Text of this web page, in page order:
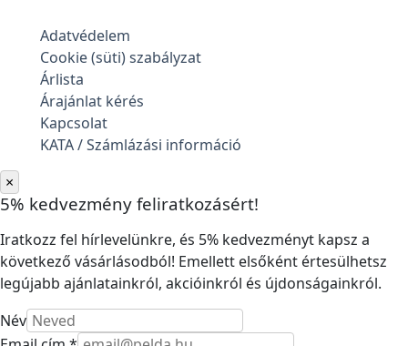
Adatvédelem
Cookie (süti) szabályzat
Árlista
Árajánlat kérés
Kapcsolat
KATA / Számlázási információ
×
5% kedvezmény feliratkozásért!
Iratkozz fel hírlevelünkre, és 5% kedvezményt kapsz a
következő vásárlásodból! Emellett elsőként értesülhetsz
legújabb ajánlatainkról, akcióinkról és újdonságainkról.
Név